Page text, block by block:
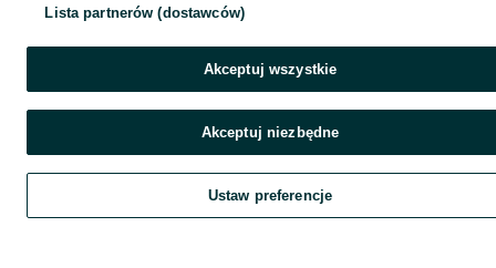
Szukaj Obserwujesz Dodaj Czat
Lista partnerów (dostawców)
Akceptuj wszystkie
Akceptuj niezbędne
Ustaw preferencje